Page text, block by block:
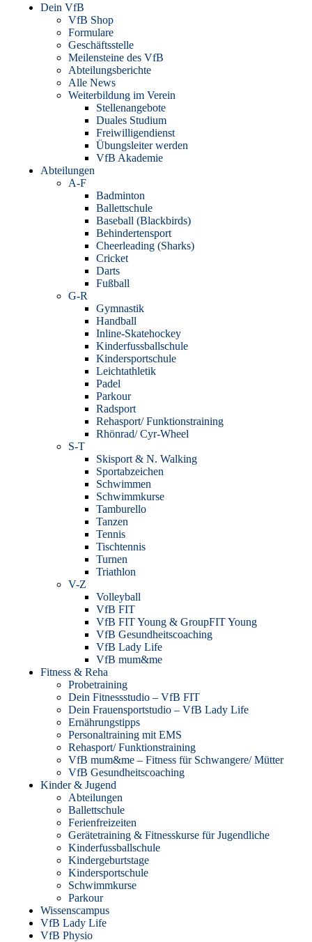
Dein VfB
VfB Shop
Formulare
Geschäftsstelle
Meilensteine des VfB
Abteilungsberichte
Alle News
Weiterbildung im Verein
Stellenangebote
Duales Studium
Freiwilligendienst
Übungsleiter werden
VfB Akademie
Abteilungen
A-F
Badminton
Ballettschule
Baseball (Blackbirds)
Behindertensport
Cheerleading (Sharks)
Cricket
Darts
Fußball
G-R
Gymnastik
Handball
Inline-Skatehockey
Kinderfussballschule
Kindersportschule
Leichtathletik
Padel
Parkour
Radsport
Rehasport/ Funktionstraining
Rhönrad/ Cyr-Wheel
S-T
Skisport & N. Walking
Sportabzeichen
Schwimmen
Schwimmkurse
Tamburello
Tanzen
Tennis
Tischtennis
Turnen
Triathlon
V-Z
Volleyball
VfB FIT
VfB FIT Young & GroupFIT Young
VfB Gesundheitscoaching
VfB Lady Life
VfB mum&me
Fitness & Reha
Probetraining
Dein Fitnessstudio – VfB FIT
Dein Frauensportstudio – VfB Lady Life
Ernährungstipps
Personaltraining mit EMS
Rehasport/ Funktionstraining
VfB mum&me – Fitness für Schwangere/ Mütter
VfB Gesundheitscoaching
Kinder & Jugend
Abteilungen
Ballettschule
Ferienfreizeiten
Gerätetraining & Fitnesskurse für Jugendliche
Kinderfussballschule
Kindergeburtstage
Kindersportschule
Schwimmkurse
Parkour
Wissenscampus
VfB Lady Life
VfB Physio